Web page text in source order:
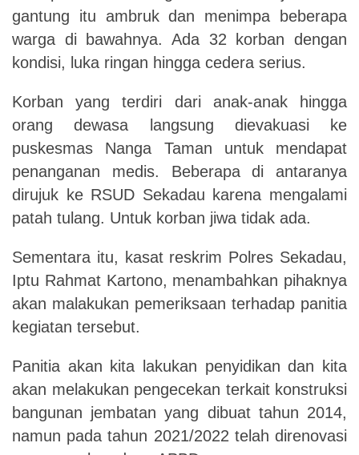
gantung itu ambruk dan menimpa beberapa
warga di bawahnya. Ada 32 korban dengan
kondisi, luka ringan hingga cedera serius.
Korban yang terdiri dari anak-anak hingga
orang dewasa langsung dievakuasi ke
puskesmas Nanga Taman untuk mendapat
penanganan medis. Beberapa di antaranya
dirujuk ke RSUD Sekadau karena mengalami
patah tulang. Untuk korban jiwa tidak ada.
Sementara itu, kasat reskrim Polres Sekadau,
Iptu Rahmat Kartono, menambahkan pihaknya
akan malakukan pemeriksaan terhadap panitia
kegiatan tersebut.
Panitia akan kita lakukan penyidikan dan kita
akan melakukan pengecekan terkait konstruksi
bangunan jembatan yang dibuat tahun 2014,
namun pada tahun 2021/2022 telah direnovasi